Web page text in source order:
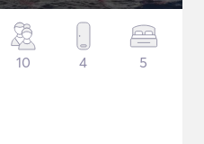
10 4 5